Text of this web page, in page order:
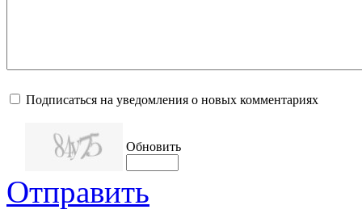
Подписаться на уведомления о новых комментариях
Обновить
Отправить